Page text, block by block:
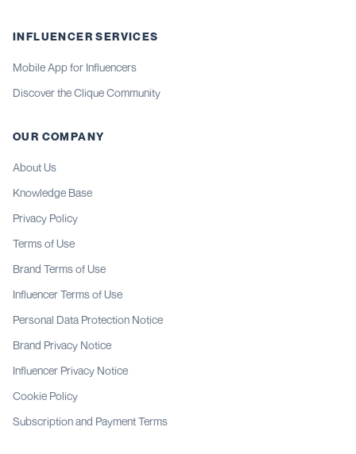
INFLUENCER SERVICES
Mobile App for Influencers
Discover the Clique Community
OUR COMPANY
About Us
Knowledge Base
Privacy Policy
Terms of Use
Brand Terms of Use
Influencer Terms of Use
Personal Data Protection Notice
Brand Privacy Notice
Influencer Privacy Notice
Cookie Policy
Subscription and Payment Terms